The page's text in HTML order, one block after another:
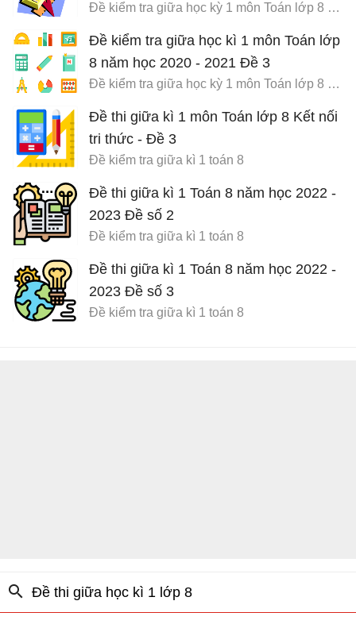
Đề kiểm tra giữa học kỳ 1 môn Toán lớp 8 có đáp án
Đề kiểm tra giữa học kì 1 môn Toán lớp
8 năm học 2020 - 2021 Đề 3
Đề kiểm tra giữa học kỳ 1 môn Toán lớp 8 có đáp án
Đề thi giữa kì 1 môn Toán lớp 8 Kết nối
tri thức - Đề 3
Đề kiểm tra giữa kì 1 toán 8
Đề thi giữa kì 1 Toán 8 năm học 2022 -
2023 Đề số 2
Đề kiểm tra giữa kì 1 toán 8
Đề thi giữa kì 1 Toán 8 năm học 2022 -
2023 Đề số 3
Đề kiểm tra giữa kì 1 toán 8
Đề thi giữa học kì 1 lớp 8